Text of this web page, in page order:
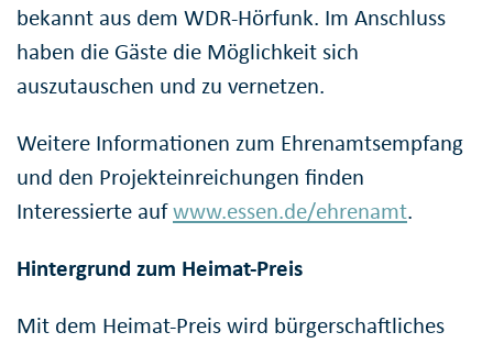
bekannt aus dem WDR-Hörfunk. Im Anschluss
haben die Gäste die Möglichkeit sich
auszutauschen und zu vernetzen.
Weitere Informationen zum Ehrenamtsempfang
und den Projekteinreichungen finden
Interessierte aufwww.essen.de/ehrenamt.
Hintergrund zum Heimat-Preis
Mit dem Heimat-Preis wird bürgerschaftliches